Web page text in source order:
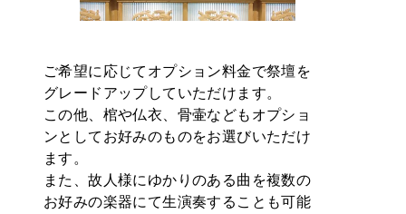
ご希望に応じてオプション料金で祭壇を
グレードアップしていただけます。
この他、棺や仏衣、骨壷などもオプショ
ンとしてお好みのものをお選びいただけ
ます。
また、故人様にゆかりのある曲を複数の
お好みの楽器にて生演奏することも可能